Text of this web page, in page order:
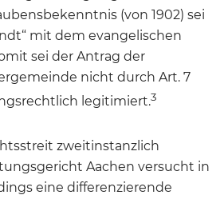
(von 1902) sei
mit dem evangelischen
sei der Antrag der
nicht durch Art. 7
legitimiert.3
zweitinstanzlich
Aachen versucht in
eine differenzierende